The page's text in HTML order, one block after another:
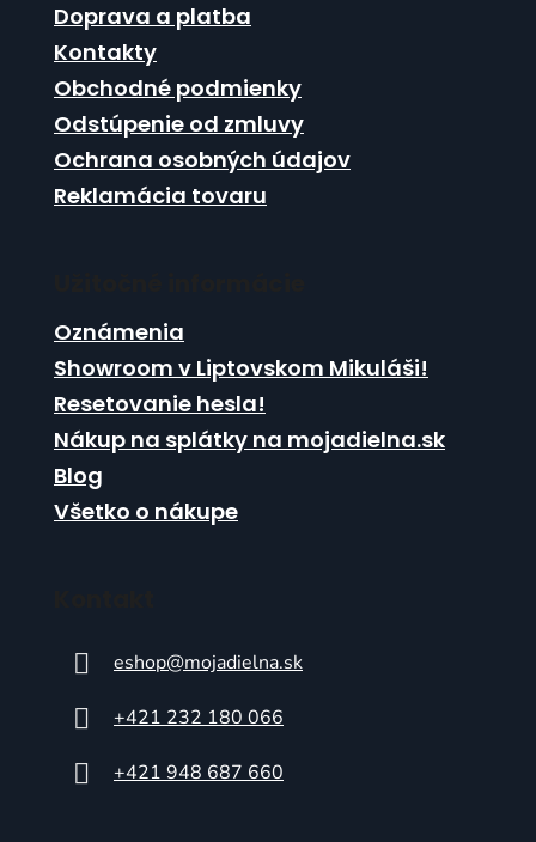
Doprava a platba
Kontakty
Obchodné podmienky
Odstúpenie od zmluvy
Ochrana osobných údajov
Reklamácia tovaru
Oznámenia
Showroom v Liptovskom Mikuláši!
Resetovanie hesla!
Nákup na splátky na mojadielna.sk
Blog
Všetko o nákupe
eshop@mojadielna.sk
+421 232 180 066
+421 948 687 660